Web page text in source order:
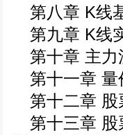
第八章 K线
第九章 K线
第十章 主力
第十一章 量
第十二章 股
第十三章 股